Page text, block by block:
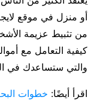
أو منزل في موقع
من تثبيط عزيمة
والتي ستساعدك في
اقرأ أيضًا: خطوات